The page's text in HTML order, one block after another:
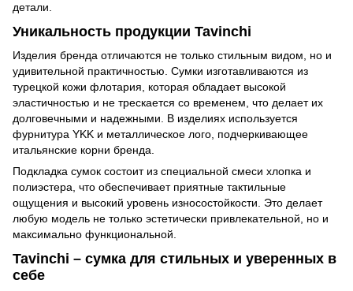
детали.
Уникальность продукции Tavinchi
Изделия бренда отличаются не только стильным видом, но и
удивительной практичностью. Сумки изготавливаются из
турецкой кожи флотария, которая обладает высокой
эластичностью и не трескается со временем, что делает их
долговечными и надежными. В изделиях используется
фурнитура YKK и металлическое лого, подчеркивающее
итальянские корни бренда.
Подкладка сумок состоит из специальной смеси хлопка и
полиэстера, что обеспечивает приятные тактильные
ощущения и высокий уровень износостойкости. Это делает
любую модель не только эстетически привлекательной, но и
максимально функциональной.
Tavinchi – сумка для стильных и уверенных в
себе